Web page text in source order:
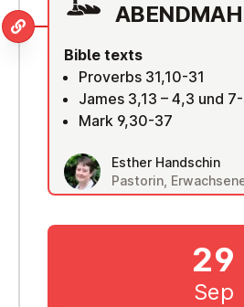
Bible texts
Proverbs 31,10-31
James 3,13 – 4,3 und
Mark 9,30-37
Esther Handschin
Pastorin,
29
Sep